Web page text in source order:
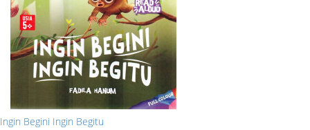
Ingin Begini Ingin Begitu